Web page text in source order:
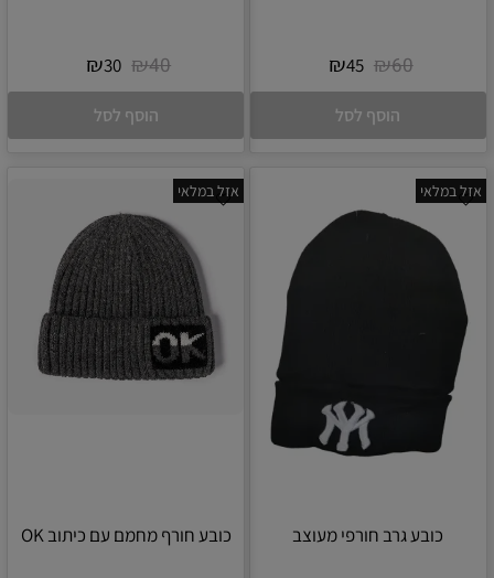
₪60
₪45
הוסף לסל
₪40
₪30
הוסף לסל
אזל במלאי
כובע גרב חורפי מעוצב
אזל במלאי
כובע חורף מחמם עם כיתוב OK